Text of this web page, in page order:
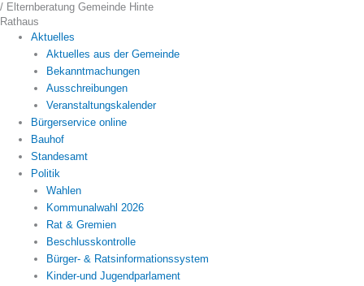
/ Elternberatung Gemeinde Hinte
Rathaus
Aktuelles
Aktuelles aus der Gemeinde
Bekanntmachungen
Ausschreibungen
Veranstaltungskalender
Bürgerservice online
Bauhof
Standesamt
Politik
Wahlen
Kommunalwahl 2026
Rat & Gremien
Beschlusskontrolle
Bürger- & Ratsinformationssystem
Kinder-und Jugendparlament